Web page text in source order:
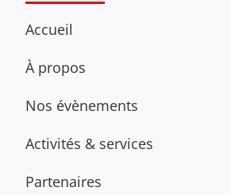
Accueil
À propos
Nos évènements
Activités & services
Partenaires